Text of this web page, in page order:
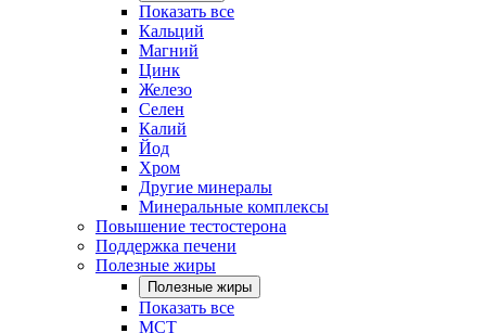
Показать все
Кальций
Магний
Цинк
Железо
Селен
Калий
Йод
Хром
Другие минералы
Минеральные комплексы
Повышение тестостерона
Поддержка печени
Полезные жиры
Полезные жиры
Показать все
MCT